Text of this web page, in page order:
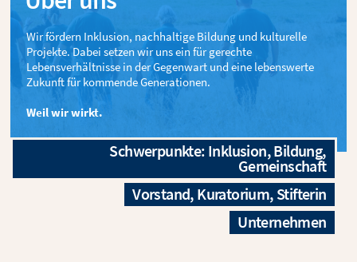
Wir fördern Inklusion, nachhaltige Bildung und kulturelle
Projekte. Dabei setzen wir uns ein für gerechte
Lebensverhältnisse in der Gegenwart und eine lebenswerte
Zukunft für kommende Generationen.
Weil wir wirkt.
Schwerpunkte: Inklusion, Bildung,
Gemeinschaft
Vorstand, Kuratorium, Stifterin
Unternehmen